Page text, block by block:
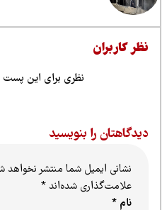
کاربران
نظری برای این پست
را بنویسید
نشانی ایمیل شما منتشر نخواهد شد.
علامت‌گذاری شده‌اند*